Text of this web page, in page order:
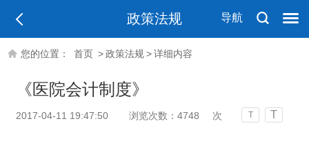
导航
政策法规
您的位置： 首页 >政策法规>详细内容
《医院会计制度》
2017-04-11 19:47:50 浏览次数： 4748 次 T T